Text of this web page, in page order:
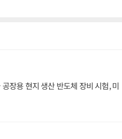
장용 현지 생산 반도체 장비 시험, 미